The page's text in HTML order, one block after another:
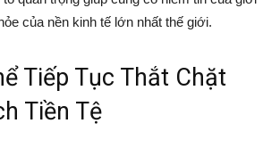
của nền kinh tế lớn nhất thế giới.
Tiếp Tục Thắt Chặt
Tiền Tệ